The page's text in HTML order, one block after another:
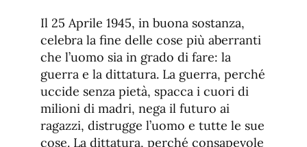
Il 25 Aprile 1945, in buona sostanza,
celebra la fine delle cose più aberranti
che l’uomo sia in grado di fare: la
guerra e la dittatura. La guerra, perché
uccide senza pietà, spacca i cuori di
milioni di madri, nega il futuro ai
ragazzi, distrugge l’uomo e tutte le sue
cose. La dittatura, perché consapevole